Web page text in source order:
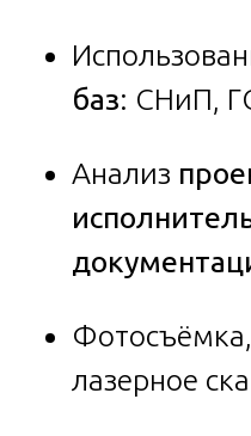
баз: СНиП,
Анализ
лазерное